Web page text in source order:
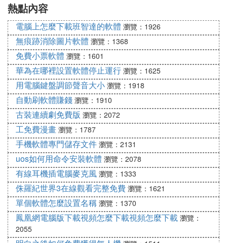
30 杉杉來吃 ★★★★ 原來「吃」也可以這么可愛
31 何處飛花 ★★★★ 律政俏佳人系列文，與法律有
關的背景
32 蓮葉何甜甜 ★★★★ 兩個表裡不一的人如命中註
定般相遇,幸福蔓延
33 千帆過盡 ★★★★☆ 平淡的高幹文，男主一直守
護著女主
34 相親以後 ★★★★☆是故事卻很現實，看戲看戲
35 塵世 ★★★★★不是她選擇過什麼樣的生活，而
是生活選擇她
36 白晝的星光 ★★★★★日久生情還是舊情難忘
呢？
熱點內容
電腦上怎麼下載班智達的軟體 瀏覽：1926
無痕跡消除圖片軟體 瀏覽：1368
免費小票軟體 瀏覽：1601
華為在哪裡設置軟體停止運行 瀏覽：1625
用電腦鍵盤調節聲音大小 瀏覽：1918
自動刷軟體賺錢 瀏覽：1910
古裝連續劇免費版 瀏覽：2072
工免費漫畫 瀏覽：1787
手機軟體專門儲存文件 瀏覽：2131
uos如何用命令安裝軟體 瀏覽：2078
有線耳機插電腦麥克風 瀏覽：1333
侏羅紀世界3在線觀看完整免費 瀏覽：1621
單個軟體怎麼設置名稱 瀏覽：1370
鳳凰網電腦版下載視頻怎麼下載視頻怎麼下載 瀏覽：
2055